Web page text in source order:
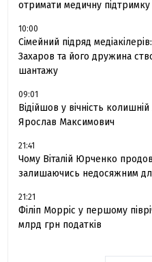
отримати медичну
10:00
Сімейний підряд
Захаров та його дружина
шантажу
09:01
Відійшов у вічність
Ярослав Максимович
21:41
Чому Віталій Юрченко
залишаючись недосяжним
21:21
Філіп Морріс у першому
млрд грн податків